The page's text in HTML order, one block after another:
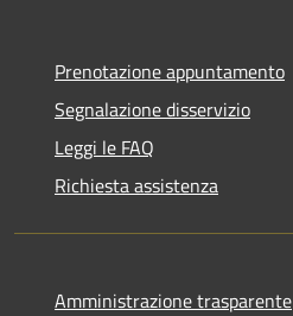
Prenotazione appuntamento
Segnalazione disservizio
Leggi le FAQ
Richiesta assistenza
Amministrazione trasparente